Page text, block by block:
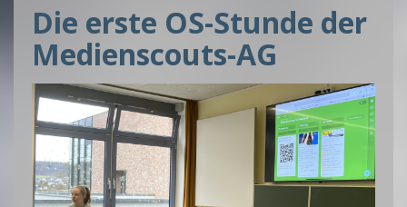
Die erste OS-Stunde der
Medienscouts-AG